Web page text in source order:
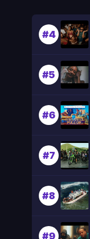
#4
#5
#6
#7
#8
#9